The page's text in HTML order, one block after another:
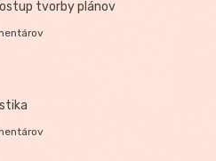
tvorby plánov